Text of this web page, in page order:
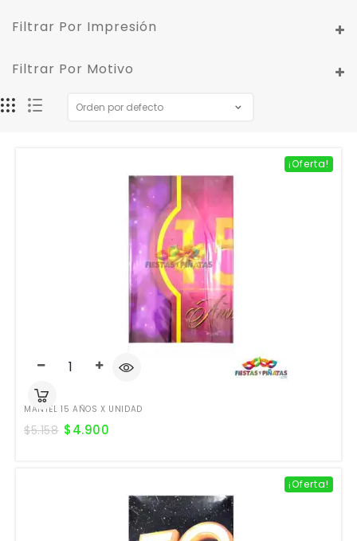
Filtrar Por Impresión
Filtrar Por Motivo
¡Oferta!
MANTEL 15 AÑOS X UNIDAD
$5.158 $4.900
¡Oferta!